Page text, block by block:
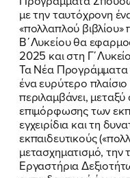
με την ταυτόχρονη
«πολλαπλού βιβλίου»
Β΄Λυκείου θα
2025 και στη
Τα Νέα Προγράμματα
ένα ευρύτερο
περιλαμβάνει,
επιμόρφωσης των
εγχειρίδια και τη
εκπαιδευτικούς
μετασχηματισμό,
Εργαστήρια